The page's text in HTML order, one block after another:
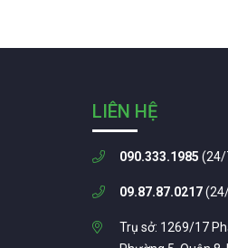
LIÊN HỆ
090.333.1985 (24/
09.87.87.0217
Trụ sở: 1269/17